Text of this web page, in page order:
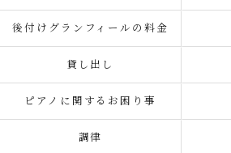
後付けグランフィールの料金
貸し出し
ピアノに関するお困り事
調律